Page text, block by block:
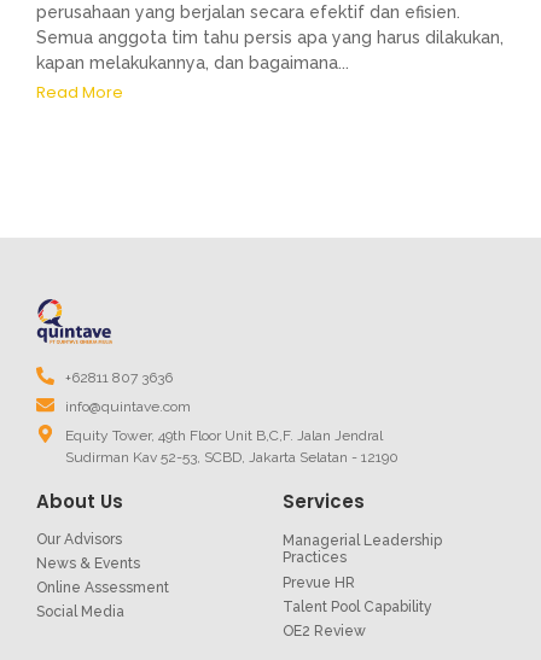
perusahaan yang berjalan secara efektif dan efisien.
Semua anggota tim tahu persis apa yang harus dilakukan,
kapan melakukannya, dan bagaimana...
Read More
+62811 807 3636
info@quintave.com
Equity Tower, 49th Floor Unit B,C,F. Jalan Jendral
Sudirman Kav 52-53, SCBD, Jakarta Selatan - 12190
About Us
Our Advisors
News & Events
Online Assessment
Social Media
Services
Managerial Leadership
Practices
Prevue HR
Talent Pool Capability
OE2 Review